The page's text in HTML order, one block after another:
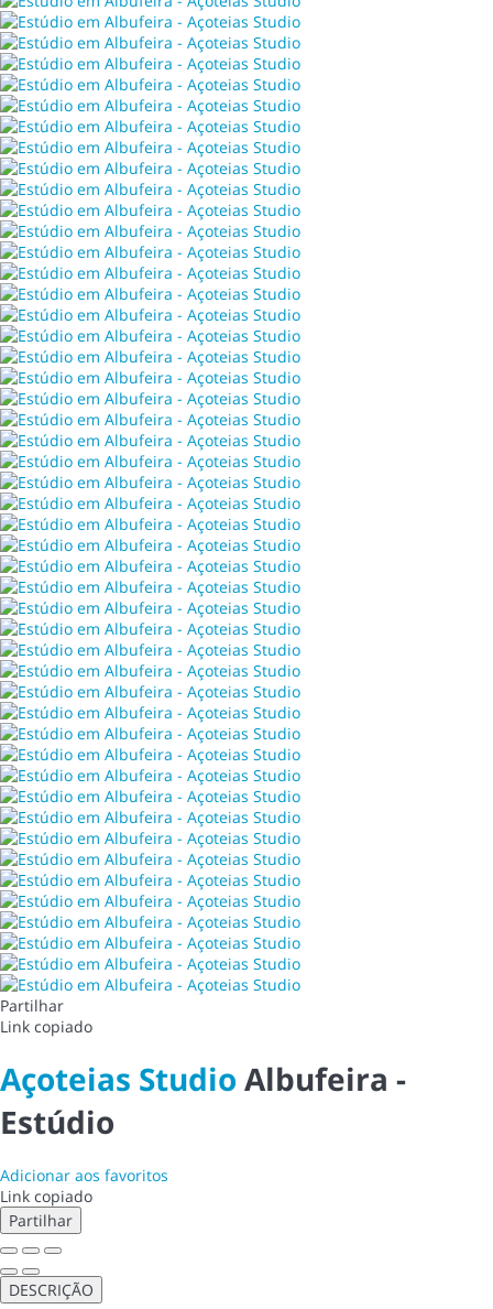
Partilhar
Link copiado
Açoteias Studio Albufeira -
Estúdio
Adicionar aos favoritos
Link copiado
Partilhar
DESCRIÇÃO